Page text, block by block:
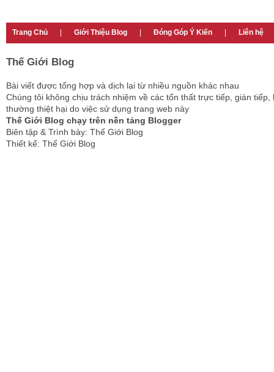
Trang Chủ Giới Thiệu Blog Đóng Góp Ý Kiến Liên hệ
Thế Giới Blog
Bài viết được tổng hợp và dịch lại từ nhiều nguồn khác nhau
Chúng tôi không chịu trách nhiệm về các tổn thất trực tiếp, gián tiếp,
thường thiệt hại do việc sử dụng trang web này
Thế Giới Blog chạy trên nền tảng Blogger
Biên tập & Trình bày: Thế Giới Blog
Thiết kế: Thế Giới Blog